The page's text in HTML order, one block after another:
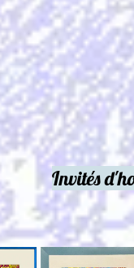
Visite
Berry